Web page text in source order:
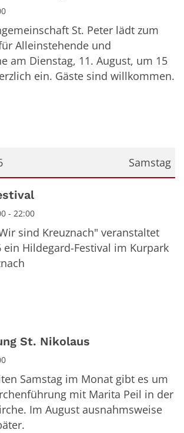
St. Peter lädt zum
Alleinstehende und
am Dienstag, 11. August, um 15
ein. Gäste sind willkommen.
Samstag
2026
- 22:00
sind Kreuznach" veranstaltet
ein Hildegard-Festival im Kurpark
St. Nikolaus
Samstag im Monat gibt es um
mit Marita Peil in der
Im August ausnahmsweise